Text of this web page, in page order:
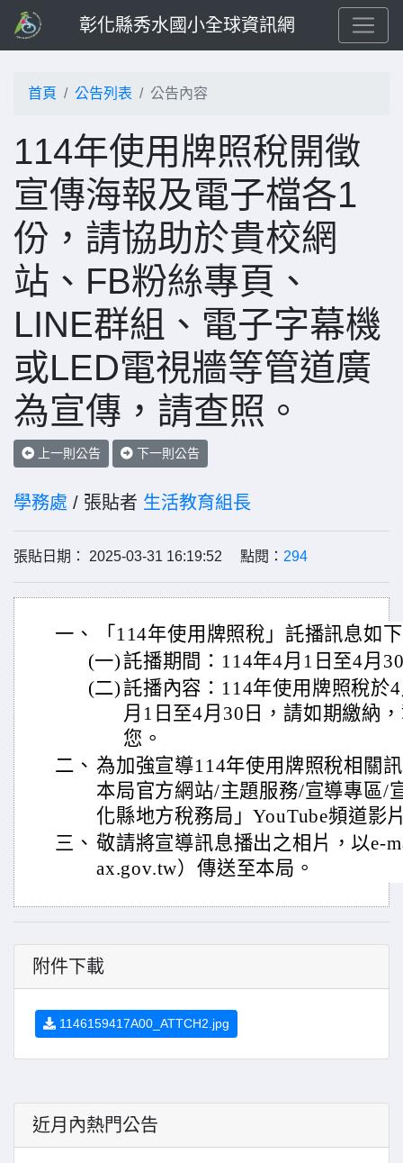
彰化縣秀水國小全球資訊網
首頁 公告列表 公告內容
114年使用牌照稅開徵
宣傳海報及電子檔各1
份，請協助於貴校網
站、FB粉絲專頁、
LINE群組、電子字幕機
或LED電視牆等管道廣
為宣傳，請查照。
上一則公告 下一則公告
學務處 / 張貼者 生活教育組長
張貼日期： 2025-03-31 16:19:52 點閱： 294
一、
「114年使用牌照稅」託播訊息如
(一)託播期間：114年4月1日至4月
(二)託播內容：114年使用牌照稅於
月1日至4月30日，請如期繳納
您。
二、 為加強宣導114年使用牌照稅相關
本局官方網站/主題服務/宣導專區/
化縣地方稅務局」YouTube頻道影
三、 敬請將宣導訊息播出之相片，以e-
ax.gov.tw）傳送至本局。
附件下載
1146159417A00_ATTCH2.jpg
近月內熱門公告